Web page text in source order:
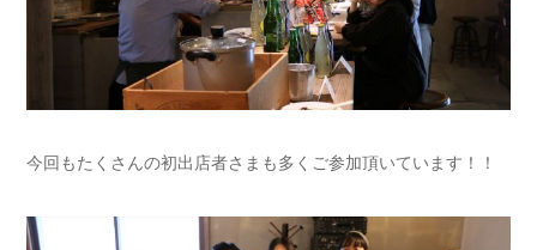
今回もたくさんの初出店者さまも多くご参加頂いています！！